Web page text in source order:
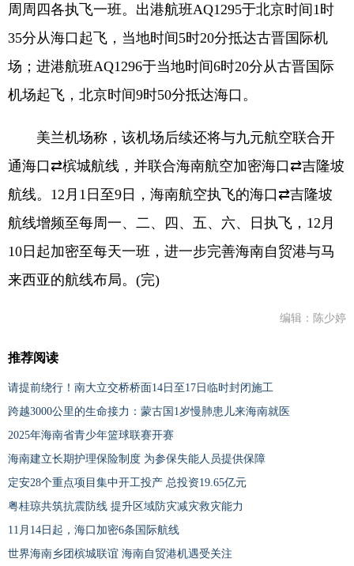
周周四各执飞一班。出港航班AQ1295于北京时间1时
35分从海口起飞，当地时间5时20分抵达古晋国际机
场；进港航班AQ1296于当地时间6时20分从古晋国际
机场起飞，北京时间9时50分抵达海口。
美兰机场称，该机场后续还将与九元航空联合开
通海口⇄槟城航线，并联合海南航空加密海口⇄吉隆坡
航线。12月1日至9日，海南航空执飞的海口⇄吉隆坡
航线增频至每周一、二、四、五、六、日执飞，12月
10日起加密至每天一班，进一步完善海南自贸港与马
来西亚的航线布局。(完)
编辑：陈少婷
推荐阅读
请提前绕行！南大立交桥桥面14日至17日临时封闭施工
跨越3000公里的生命接力：蒙古国1岁慢肺患儿来海南就医
2025年海南省青少年篮球联赛开赛
海南建立长期护理保险制度 为参保失能人员提供保障
定安28个重点项目集中开工投产 总投资19.65亿元
粤桂琼共筑抗震防线 提升区域防灾减灾救灾能力
11月14日起，海口加密6条国际航线
世界海南乡团槟城联谊 海南自贸港机遇受关注